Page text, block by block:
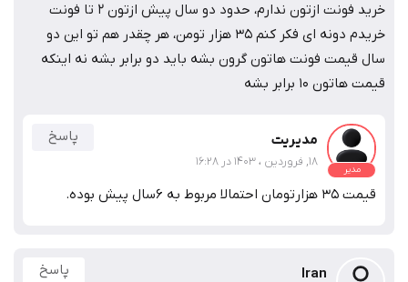
خرید فونت ازتون ندارم، حدود دو سال پیش ازتون 2 تا فونت
خریدم دونه ای فکر کنم 35 هزار تومن، هر چقدر هم تو این دو
سال قیمت فونت هاتون گرون بشه باید دو برابر بشه نه اینکه
قیمت هاتون 10 برابر بشه
مدیر
مدیریت
18, فروردین ، 1403 در 16:28
پاسخ
قیمت ۳۵ هزارتومان احتمالا مربوط به ۶سال پیش بوده.
Iran پاسخ